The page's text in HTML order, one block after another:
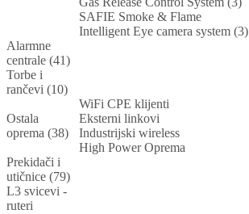
SAFIE Smoke & Flame
Intelligent Eye camera system (3)
Alarmne
centrale (41)
Torbe i
rančevi (10)
Ostala
oprema (38)
WiFi CPE klijenti
Eksterni linkovi
Industrijski wireless
High Power Oprema
Prekidači i
utičnice (79)
L3 svicevi -
ruteri